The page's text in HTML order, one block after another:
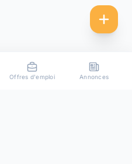
Offres d'emploi Annonces